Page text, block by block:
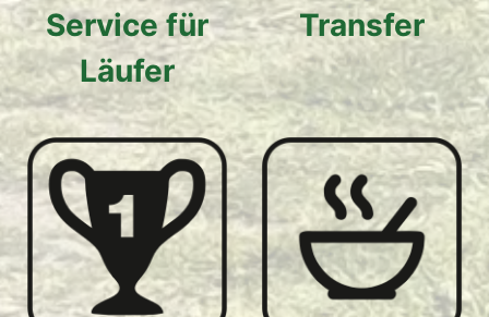
Service für
Läufer
Transfer